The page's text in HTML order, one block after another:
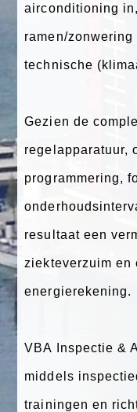
airconditioning
ramen/
technische
Gezien de
regelapparatuur,
programmering,
resultaat een
ziekteverzuim en
energierekening.
VBA Inspectie &
middels
trainingen en